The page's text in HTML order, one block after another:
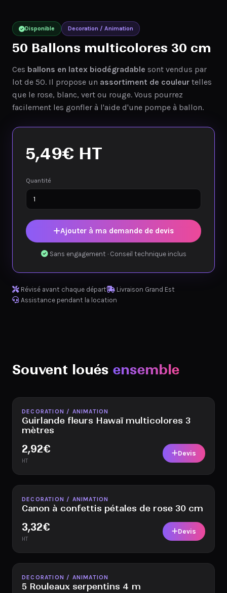
Disponible Decoration / Animation
50 Ballons multicolores 30 cm
Ces ballons en latex biodégradable sont vendus par
lot de 50. Il propose un assortiment de couleur telles
que le rose, blanc, vert ou rouge. Vous pourrez
facilement les gonfler à l'aide d'une pompe à ballon.
5,49€ HT
Quantité
Ajouter à ma demande de devis
Sans engagement · Conseil technique inclus
Révisé avant chaque départ
Livraison Grand Est
Assistance pendant la location
Souvent loués ensemble
Disponible
DECORATION / ANIMATION
Guirlande fleurs Hawaï multicolores 3
mètres
2,92€
HT
Devis
Disponible
DECORATION / ANIMATION
Canon à confettis pétales de rose 30 cm
3,32€
HT
Devis
Disponible
DECORATION / ANIMATION
5 Rouleaux serpentins 4 m